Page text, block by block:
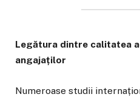
Legătura dintre calitatea
angajaților
Numeroase studii